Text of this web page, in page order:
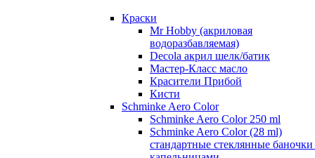
Краски
Mr Hobby (акриловая
водоразбавляемая)
Decola акрил шелк/батик
Мастер-Класс масло
Красители Прибой
Кисти
Schminke Aero Color
Schminke Aero Color 250 ml
Schminke Aero Color (28 ml)
стандартные стеклянные баночки